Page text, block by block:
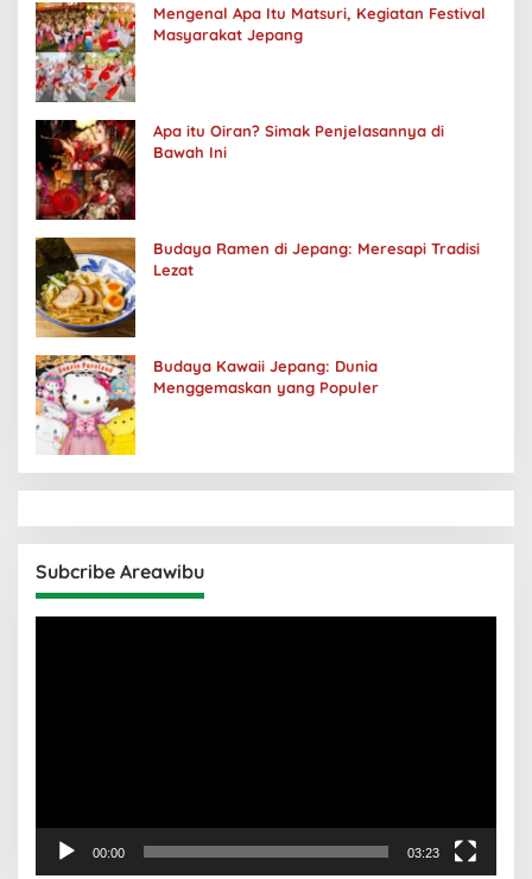
Mengenal Apa Itu Matsuri, Kegiatan Festival
Masyarakat Jepang
Apa itu Oiran? Simak Penjelasannya di
Bawah Ini
Budaya Ramen di Jepang: Meresapi Tradisi
Lezat
Budaya Kawaii Jepang: Dunia
Menggemaskan yang Populer
Subcribe Areawibu
00:00 03:23